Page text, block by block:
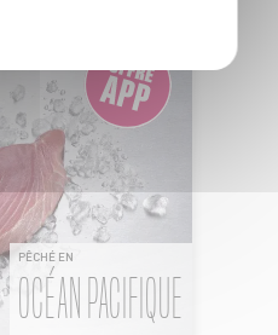
PÊCHÉ EN
OCÉAN PACIFIQUE